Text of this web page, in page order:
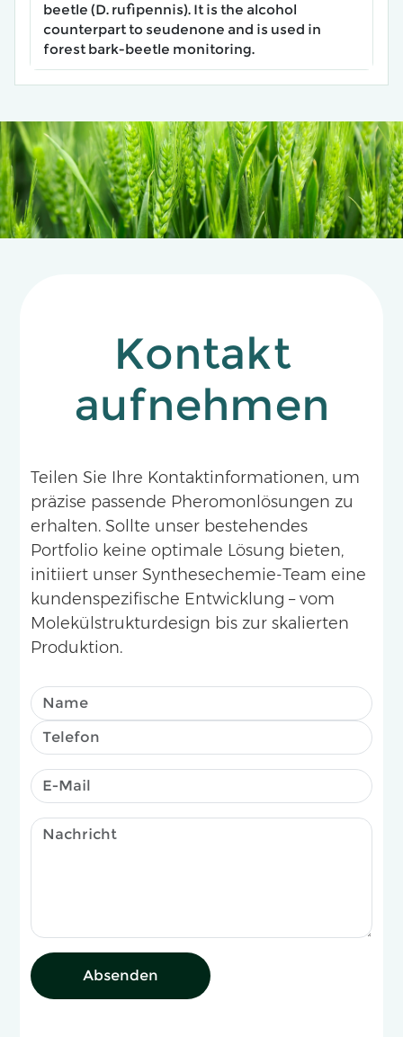
beetle (D. rufipennis). It is the alcohol
counterpart to seudenone and is used in
forest bark-beetle monitoring.
Kontakt
aufnehmen
Teilen Sie Ihre Kontaktinformationen, um
präzise passende Pheromonlösungen zu
erhalten. Sollte unser bestehendes
Portfolio keine optimale Lösung bieten,
initiiert unser Synthesechemie-Team eine
kundenspezifische Entwicklung – vom
Molekülstrukturdesign bis zur skalierten
Produktion.
Absenden